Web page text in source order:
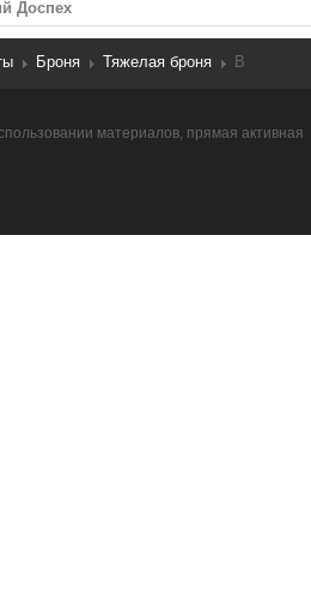
Доспех
Броня Тяжелая броня B
материалов, прямая активная